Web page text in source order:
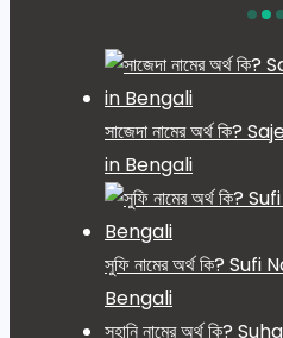
সাজেদা নামের অর্থ
in Bengali
সুফি নামের অর্থ কি?
Bengali
সুহানি নামের অর্থ কি?